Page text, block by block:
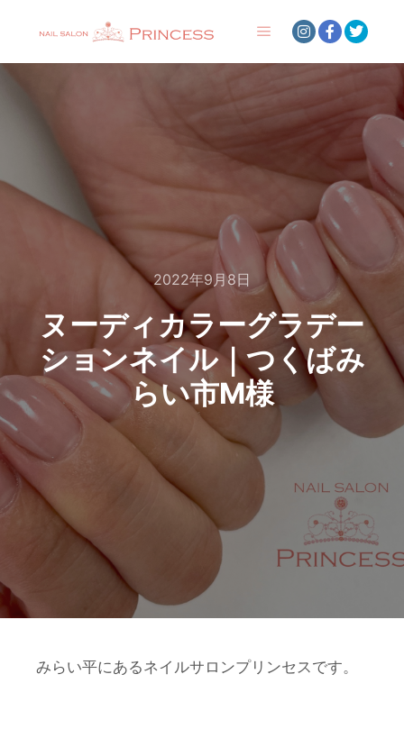
2022年9月8日
ヌーディカラーグラデー
ションネイル｜つくばみ
らい市M様
みらい平にあるネイルサロンプリンセスです。